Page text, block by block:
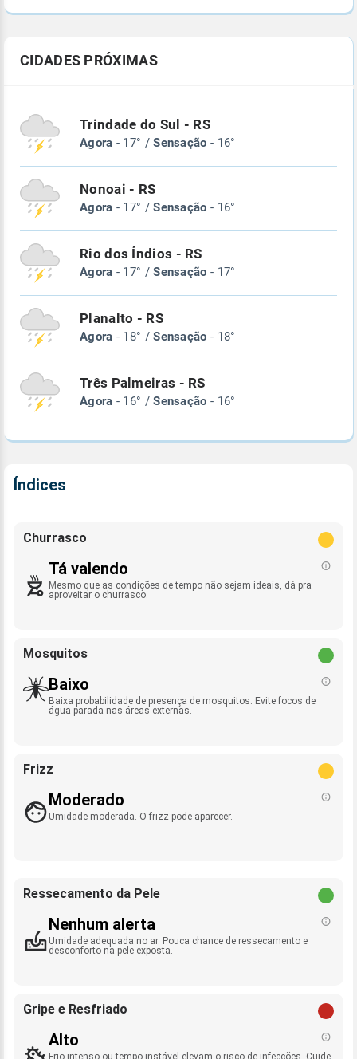
CIDADES PRÓXIMAS
Trindade do Sul - RS
Agora - 17° /Sensação - 16°
Nonoai - RS
Agora - 17° /Sensação - 16°
Rio dos Índios - RS
Agora - 17° /Sensação - 17°
Planalto - RS
Agora - 18° /Sensação - 18°
Três Palmeiras - RS
Agora - 16° /Sensação - 16°
Índices
Churrasco
Tá valendo
Mesmo que as condições de tempo não sejam ideais, dá pra
aproveitar o churrasco.
Mosquitos
Baixo
Baixa probabilidade de presença de mosquitos. Evite focos de
água parada nas áreas externas.
Frizz
Moderado
Umidade moderada. O frizz pode aparecer.
Ressecamento da Pele
Nenhum alerta
Umidade adequada no ar. Pouca chance de ressecamento e
desconforto na pele exposta.
Gripe e Resfriado
Alto
Frio intenso ou tempo instável elevam o risco de infecções. Cuide-